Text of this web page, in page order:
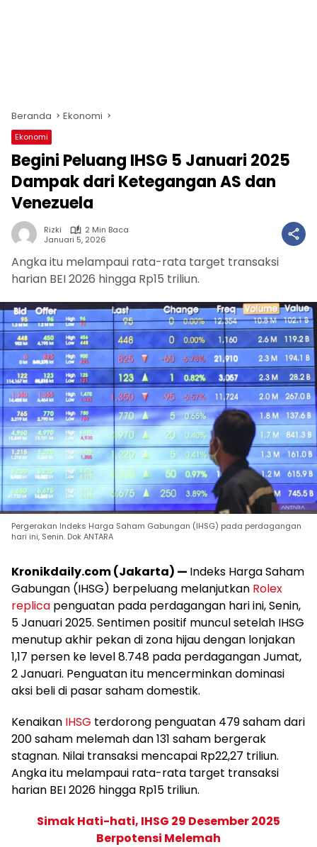
Beranda Ekonomi
Ekonomi
Begini Peluang IHSG 5 Januari 2025
Dampak dari Ketegangan AS dan
Venezuela
Rizki
2 Min Baca
Januari 5, 2026
Angka itu melampaui rata-rata target transaksi
harian BEI 2026 hingga Rp15 triliun.
Pergerakan Indeks Harga Saham Gabungan (IHSG) pada perdagangan
hari ini, Senin. Dok ANTARA
Kronikdaily.com (Jakarta) — Indeks Harga Saham
Gabungan (IHSG) berpeluang melanjutkan Rolex
replica penguatan pada perdagangan hari ini, Senin,
5 Januari 2025. Sentimen positif muncul setelah IHSG
menutup akhir pekan di zona hijau dengan lonjakan
1,17 persen ke level 8.748 pada perdagangan Jumat,
2 Januari. Penguatan itu mencerminkan dominasi
aksi beli di pasar saham domestik.
Kenaikan IHSG terdorong penguatan 479 saham dari
200 saham melemah dan 131 saham bergerak
stagnan. Nilai transaksi mencapai Rp22,27 triliun.
Angka itu melampaui rata-rata target transaksi
harian BEI 2026 hingga Rp15 triliun.
Simak Hati-hati, IHSG 29 Desember 2025
Berpotensi Melemah